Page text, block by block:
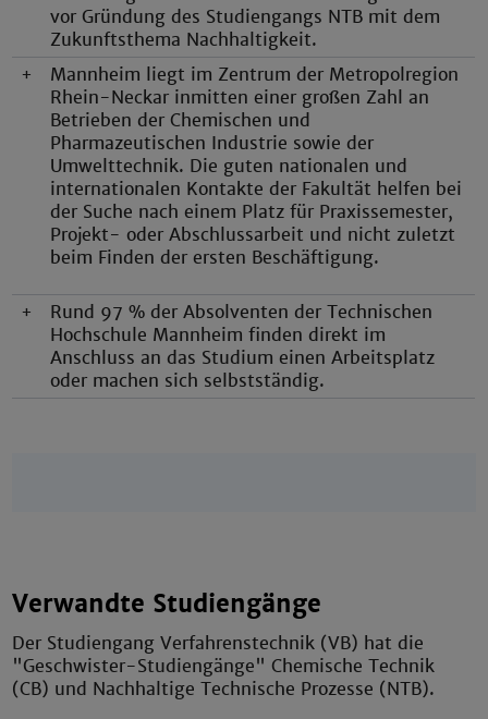
vor Gründung des Studiengangs NTB mit dem
Zukunftsthema Nachhaltigkeit.
+
Mannheim liegt im Zentrum der Metropolregion
Rhein-Neckar inmitten einer großen Zahl an
Betrieben der Chemischen und
Pharmazeutischen Industrie sowie der
Umwelttechnik. Die guten nationalen und
internationalen Kontakte der Fakultät helfen bei
der Suche nach einem Platz für Praxissemester,
Projekt- oder Abschlussarbeit und nicht zuletzt
beim Finden der ersten Beschäftigung.
+
Rund 97 % der Absolventen der Technischen
Hochschule Mannheim finden direkt im
Anschluss an das Studium einen Arbeitsplatz
oder machen sich selbstständig.
Verwandte Studiengänge
Der Studiengang Verfahrenstechnik (VB) hat die
"Geschwister-Studiengänge" Chemische Technik
(CB) und Nachhaltige Technische Prozesse (NTB).